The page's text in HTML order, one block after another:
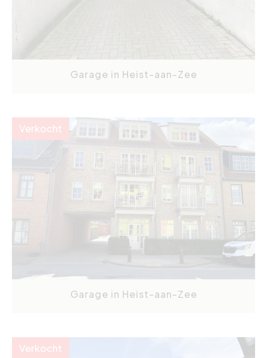
Garage in Heist-aan-Zee
Verkocht
Garage in Heist-aan-Zee
Verkocht